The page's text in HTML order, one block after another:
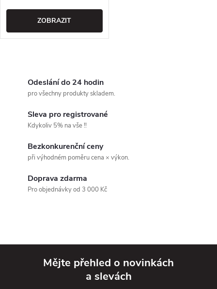
ZOBRAZIT
r
Odeslání do 24 hodin
pro všechny produkty skladem.
Sleva pro registrované
Kdykoliv 5% na vše !!
Bezkonkurenční ceny
při výhodném poměru cena × výkon.
Doprava zdarma
Pro objednávky od 3 000 Kč
Mějte přehled o novinkách
a slevách